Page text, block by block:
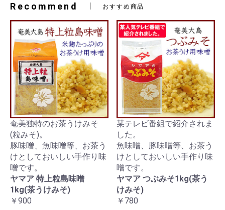
Recommend おすすめ商品
奄美独特のお茶うけみそ
(粒みそ)。
豚味噌、魚味噌等、お茶う
けとしておいしい手作り味
噌です。
ヤマア 特上粒島味噌
1kg(茶うけみそ)
￥900
某テレビ番組で紹介されま
した。
魚味噌、豚味噌等、お茶う
けとしておいしい手作り味
噌です。
ヤマア つぶみそ1kg(茶う
けみそ)
￥780